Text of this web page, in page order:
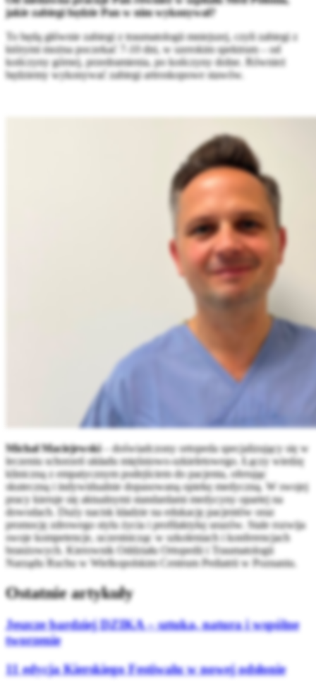
jakie zabiegi będzie Pan w nim wykonywał?
To będą głównie zabiegi z traumatologii mniejszej, czyli zabiegi z
którymi można poczekać 7-10 dni, w szerokim spektrum – od
kończyny górnej, przedramienia, po kończyny dolne. Również
będziemy wykonywać zabiegi artroskopowe stawów.
Michał Maciejewski– doświadczony ortopeda specjalizujący się w
leczeniu schorzeń układu mięśniowo-szkieletowego. Łączy wiedzę
kliniczną z empatycznym podejściem do pacjenta, oferując
skuteczną i indywidualnie dopasowaną opiekę medyczną. W swojej
pracy kieruje się aktualnymi standardami medycyny opartej na
dowodach. Duży nacisk kładzie na edukację pacjentów oraz
promocję zdrowego stylu życia i profilaktykę urazów. Stale rozwija
swoje kompetencje, uczestnicząc w szkoleniach i konferencjach
branżowych. Kierownik Oddziału Ortopedii i Traumatologii
Narządu Ruchu w Wielkopolskim Centrum Pediatrii w Poznaniu.
Ostatnie artykuły
Jeszcze bardziej DZIKA – sztuka, natura i wspólne
tworzenie
11 edycja Kierskiego Festiwalu w nowej odsłonie